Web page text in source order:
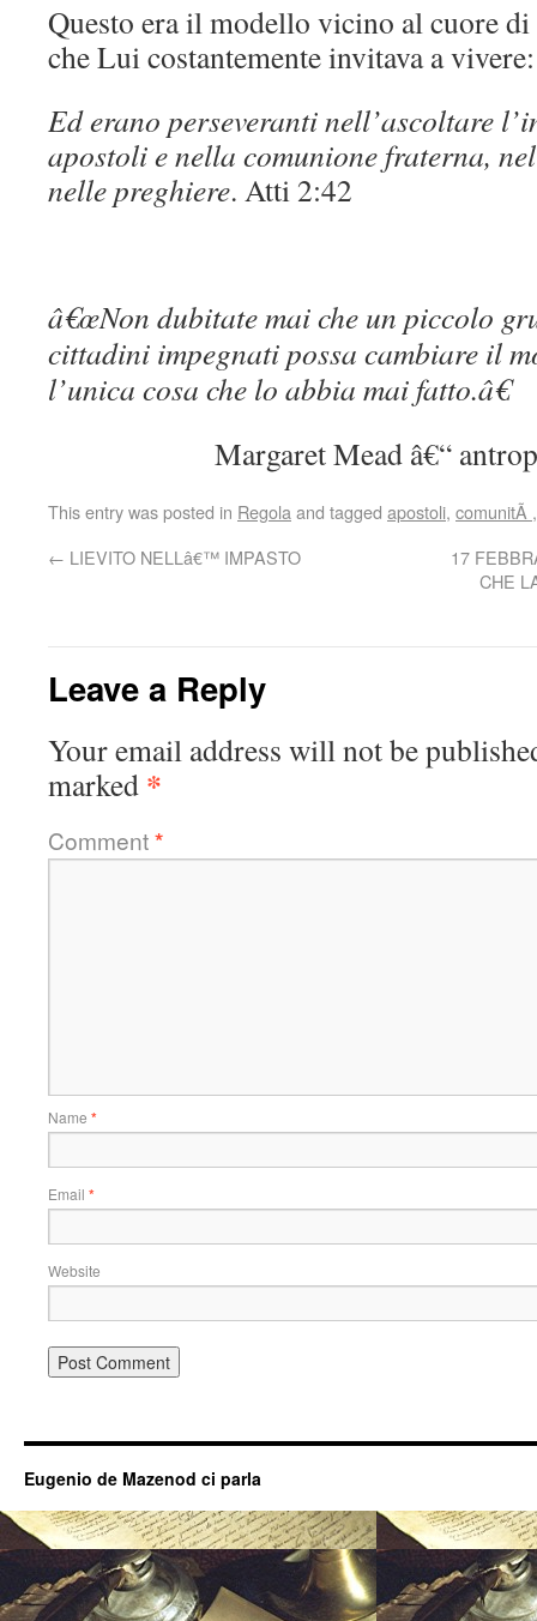
Questo era il modello vicino al cuore
che Lui costantemente invitava a vivere:
Ed erano perseveranti nell’ascoltare
apostoli e nella comunione fraterna,
nelle preghiere. Atti 2:42
â€œNon dubitate mai che un piccolo
cittadini impegnati possa cambiare il
l’unica cosa che lo abbia mai fatto.â€
Margaret Mead â€“
This entry was posted in Regola and tagged apostoli, comunitÃ
← LIEVITO NELLâ€™ IMPASTO
17
CHE
Leave a Reply
Your email address will not be
marked *
Comment*
Name *
Email *
Website
Eugenio de Mazenod ci parla